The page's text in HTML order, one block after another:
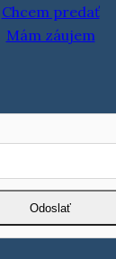
Chcem predať
Mám záujem